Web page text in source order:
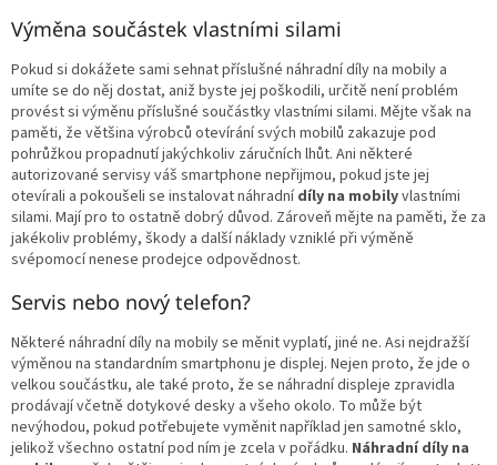
Výměna součástek vlastními silami
Pokud si dokážete sami sehnat příslušné náhradní díly na mobily a
umíte se do něj dostat, aniž byste jej poškodili, určitě není problém
provést si výměnu příslušné součástky vlastními silami. Mějte však na
paměti, že většina výrobců otevírání svých mobilů zakazuje pod
pohrůžkou propadnutí jakýchkoliv záručních lhůt. Ani některé
autorizované servisy váš smartphone nepřijmou, pokud jste jej
otevírali a pokoušeli se instalovat náhradnídíly na mobilyvlastními
silami. Mají pro to ostatně dobrý důvod. Zároveň mějte na paměti, že za
jakékoliv problémy, škody a další náklady vzniklé při výměně
svépomocí nenese prodejce odpovědnost.
Servis nebo nový telefon?
Některé náhradní díly na mobily se měnit vyplatí, jiné ne. Asi nejdražší
výměnou na standardním smartphonu je displej. Nejen proto, že jde o
velkou součástku, ale také proto, že se náhradní displeje zpravidla
prodávají včetně dotykové desky a všeho okolo. To může být
nevýhodou, pokud potřebujete vyměnit například jen samotné sklo,
jelikož všechno ostatní pod ním je zcela v pořádku. Náhradní díly na